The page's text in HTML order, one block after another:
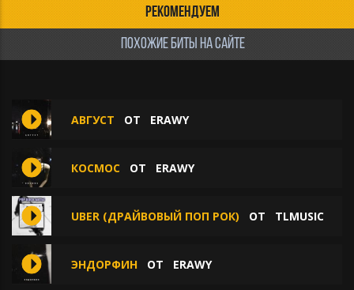
РЕКОМЕНДУЕМ
ПОХОЖИЕ БИТЫ НА САЙТЕ
АВГУСТ ОТ ERAWY
КОСМОС ОТ ERAWY
UBER (ДРАЙВОВЫЙ ПОП РОК) ОТ TLMUSIC
ЭНДОРФИН ОТ ERAWY